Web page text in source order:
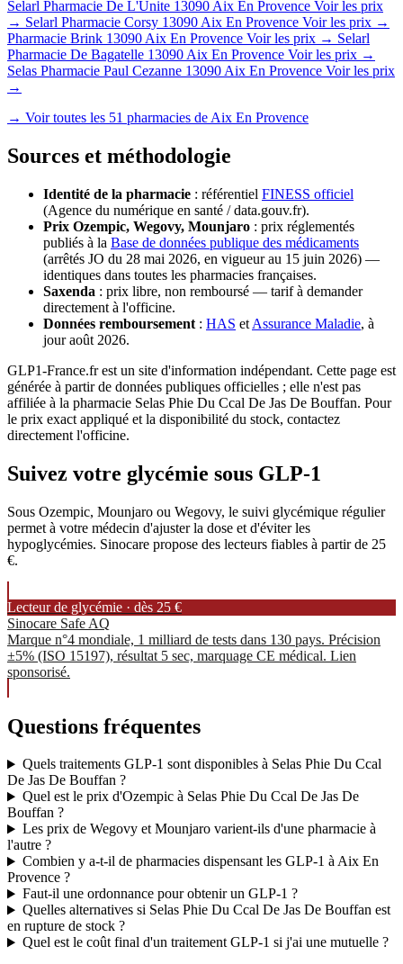
Selarl Pharmacie De L'Unite 13090 Aix En Provence Voir les prix
→ Selarl Pharmacie Corsy 13090 Aix En Provence Voir les prix →
Pharmacie Brink 13090 Aix En Provence Voir les prix → Selarl
Pharmacie De Bagatelle 13090 Aix En Provence Voir les prix →
Selas Pharmacie Paul Cezanne 13090 Aix En Provence Voir les prix
→
→ Voir toutes les 51 pharmacies de Aix En Provence
Sources et méthodologie
Identité de la pharmacie : référentiel FINESS officiel
(Agence du numérique en santé / data.gouv.fr).
Prix Ozempic, Wegovy, Mounjaro : prix réglementés
publiés à la Base de données publique des médicaments
(arrêtés JO du 28 mai 2026, en vigueur au 15 juin 2026) —
identiques dans toutes les pharmacies françaises.
Saxenda : prix libre, non remboursé — tarif à demander
directement à l'officine.
Données remboursement : HAS et Assurance Maladie, à
jour août 2026.
GLP1-France.fr est un site d'information indépendant. Cette page est
générée à partir de données publiques officielles ; elle n'est pas
affiliée à la pharmacie Selas Phie Du Ccal De Jas De Bouffan. Pour
le prix exact appliqué et la disponibilité du stock, contactez
directement l'officine.
Suivez votre glycémie sous GLP-1
Sous Ozempic, Mounjaro ou Wegovy, le suivi glycémique régulier
permet à votre médecin d'ajuster la dose et d'éviter les
hypoglycémies. Sinocare propose des lecteurs fiables à partir de 25
€.
Lecteur de glycémie · dès 25 €
Sinocare Safe AQ
Marque n°4 mondiale, 1 milliard de tests dans 130 pays. Précision
±5% (ISO 15197), résultat 5 sec, marquage CE médical. Lien
sponsorisé.
Questions fréquentes
Quels traitements GLP-1 sont disponibles à Selas Phie Du Ccal
De Jas De Bouffan ?
Quel est le prix d'Ozempic à Selas Phie Du Ccal De Jas De
Bouffan ?
Les prix de Wegovy et Mounjaro varient-ils d'une pharmacie à
l'autre ?
Combien y a-t-il de pharmacies dispensant les GLP-1 à Aix En
Provence ?
Faut-il une ordonnance pour obtenir un GLP-1 ?
Quelles alternatives si Selas Phie Du Ccal De Jas De Bouffan est
en rupture de stock ?
Quel est le coût final d'un traitement GLP-1 si j'ai une mutuelle ?